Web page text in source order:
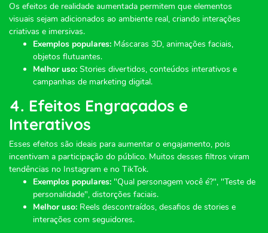
Os efeitos de realidade aumentada permitem que elementos
visuais sejam adicionados ao ambiente real, criando interações
criativas e imersivas.
Exemplos populares: Máscaras 3D, animações faciais,
objetos flutuantes.
Melhor uso: Stories divertidos, conteúdos interativos e
campanhas de marketing digital.
4. Efeitos Engraçados e
Interativos
Esses efeitos são ideais para aumentar o engajamento, pois
incentivam a participação do público. Muitos desses filtros viram
tendências no Instagram e no TikTok.
Exemplos populares: "Qual personagem você é?", "Teste de
personalidade", distorções faciais.
Melhor uso: Reels descontraídos, desafios de stories e
interações com seguidores.